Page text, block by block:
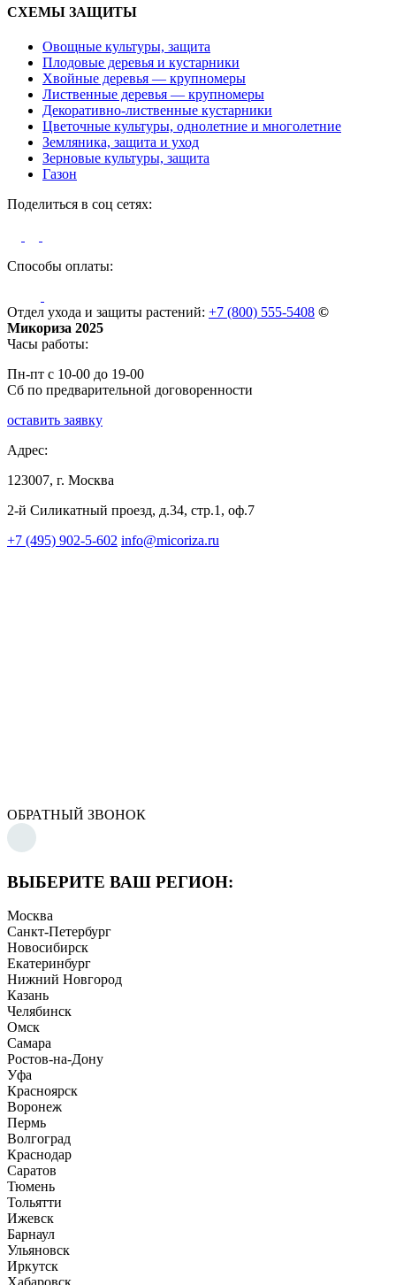
СХЕМЫ ЗАЩИТЫ
Овощные культуры, защита
Плодовые деревья и кустарники
Хвойные деревья — крупномеры
Лиственные деревья — крупномеры
Декоративно-лиственные кустарники
Цветочные культуры, однолетние и многолетние
Земляника, защита и уход
Зерновые культуры, защита
Газон
Поделиться в соц сетях:
Способы оплаты:
Отдел ухода и защиты растений: +7 (800) 555-5408 ©
Микориза 2025
Часы работы:
Пн-пт с 10-00 до 19-00
Сб по предварительной договоренности
оставить заявку
Адрес:
123007, г. Москва
2-й Силикатный проезд, д.34, стр.1, оф.7
+7 (495) 902-5-602 info@micoriza.ru
ОБРАТНЫЙ ЗВОНОК
ВЫБЕРИТЕ ВАШ РЕГИОН:
Москва
Санкт-Петербург
Новосибирск
Екатеринбург
Нижний Новгород
Казань
Челябинск
Омск
Самара
Ростов-на-Дону
Уфа
Красноярск
Воронеж
Пермь
Волгоград
Краснодар
Саратов
Тюмень
Тольятти
Ижевск
Барнаул
Ульяновск
Иркутск